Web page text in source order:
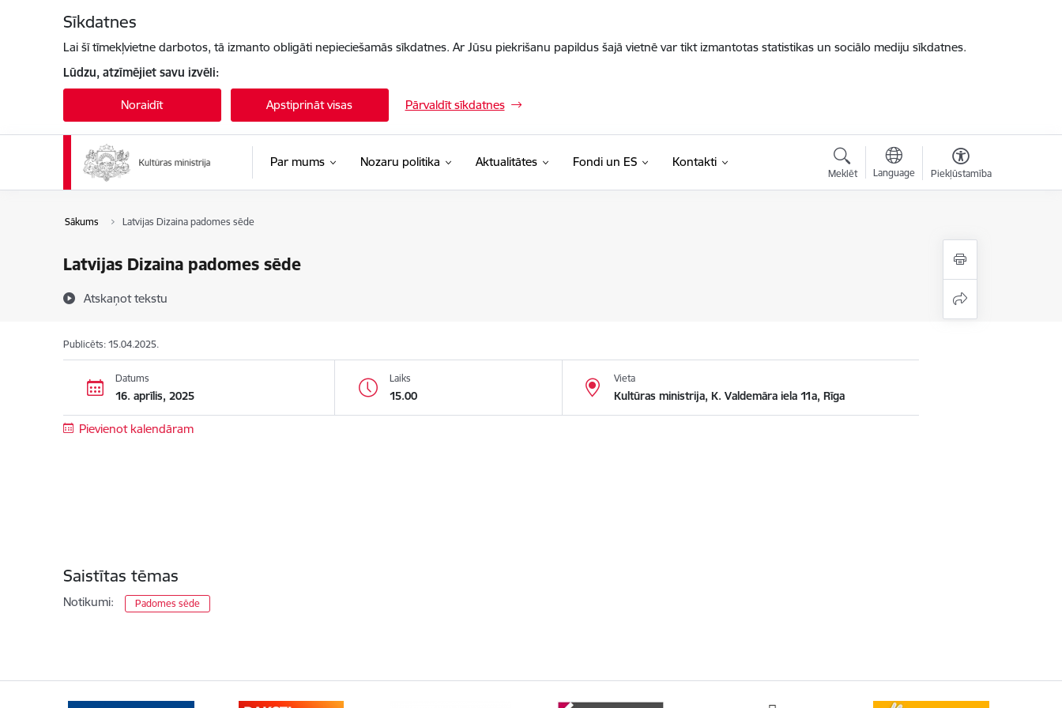
Sīkdatnes
Lai šī tīmekļvietne darbotos, tā izmanto obligāti nepieciešamās sīkdatnes. Ar Jūsu piekrišanu papildus šajā vietnē var tikt izmantotas statistikas un sociālo mediju sīkdatnes.
Lūdzu, atzīmējiet savu izvēli:
Noraidīt Apstiprināt visas Pārvaldīt sīkdatnes
Par mums Nozaru politika Aktualitātes Fondi un ES Kontakti
Meklēt Language Piekļūstamība
Sākums Latvijas Dizaina padomes sēde
Latvijas Dizaina padomes sēde
Atskaņot tekstu
Publicēts: 15.04.2025.
Datums
16. aprīlis, 2025
Laiks
15.00
Vieta
Kultūras ministrija, K. Valdemāra iela 11a, Rīga
Pievienot kalendāram
Saistītas tēmas
Notikumi: Padomes sēde